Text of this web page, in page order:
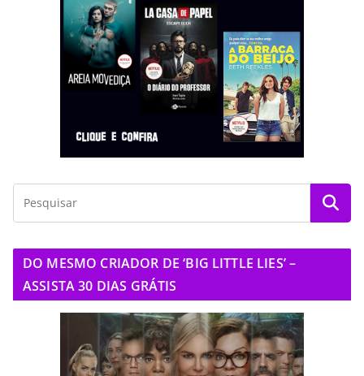
DO MESMO CRIADOR DE ‘BIG LITTLE LIES’ –
ASSISTA 30 DIAS GRÁTIS